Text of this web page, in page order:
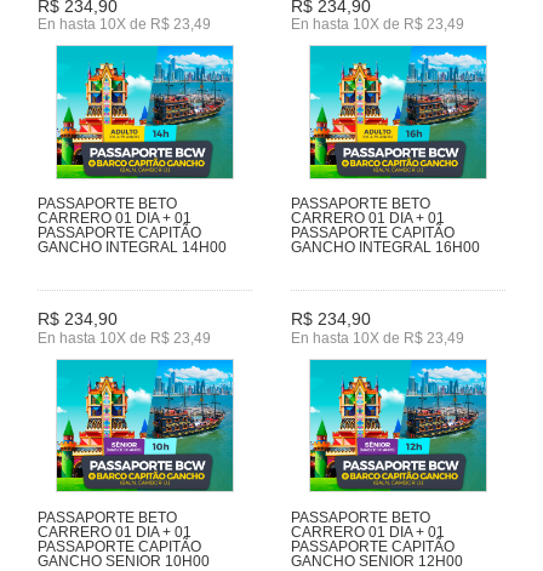
R$ 234,90
En hasta 10X de R$ 23,49
R$ 234,90
En hasta 10X de R$ 23,49
PASSAPORTE BETO
CARRERO 01 DIA + 01
PASSAPORTE CAPITÃO
GANCHO INTEGRAL 14H00
R$ 234,90
En hasta 10X de R$ 23,49
PASSAPORTE BETO
CARRERO 01 DIA + 01
PASSAPORTE CAPITÃO
GANCHO INTEGRAL 16H00
R$ 234,90
En hasta 10X de R$ 23,49
PASSAPORTE BETO
CARRERO 01 DIA + 01
PASSAPORTE CAPITÃO
GANCHO SENIOR 10H00
PASSAPORTE BETO
CARRERO 01 DIA + 01
PASSAPORTE CAPITÃO
GANCHO SENIOR 12H00